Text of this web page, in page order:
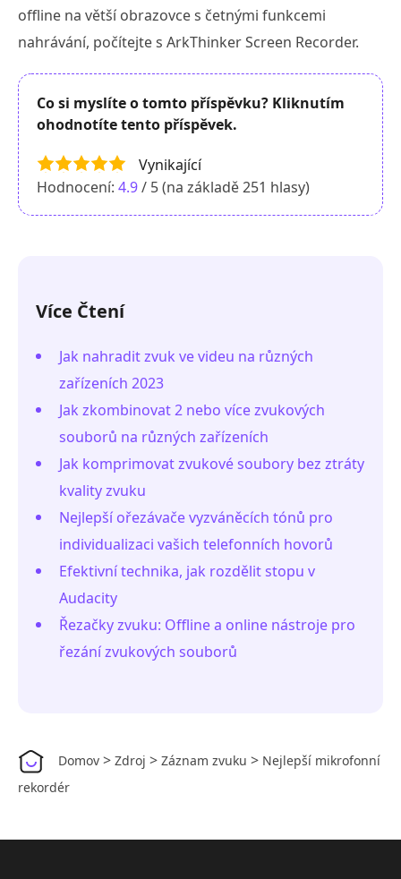
offline na větší obrazovce s četnými funkcemi
nahrávání, počítejte s ArkThinker Screen Recorder.
Co si myslíte o tomto příspěvku? Kliknutím
ohodnotíte tento příspěvek.
Vynikající
Hodnocení: 4.9/ 5 (na základě251 hlasy)
Více Čtení
Jak nahradit zvuk ve videu na různých
zařízeních 2023
Jak zkombinovat 2 nebo více zvukových
souborů na různých zařízeních
Jak komprimovat zvukové soubory bez ztráty
kvality zvuku
Nejlepší ořezávače vyzváněcích tónů pro
individualizaci vašich telefonních hovorů
Efektivní technika, jak rozdělit stopu v
Audacity
Řezačky zvuku: Offline a online nástroje pro
řezání zvukových souborů
Domov > Zdroj > Záznam zvuku > Nejlepší mikrofonní
rekordér